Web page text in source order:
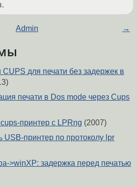
Admin →
CUPS для печати без задержек в
печати в Dos mode через Cups
принтер с LPRng (2007)
USB-принтер по протоколу lpr
>winXP: задержка перед печатью